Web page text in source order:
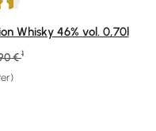
von 5 Sternen
Whisky 46% vol. 0,70l
Preis:
€ 1